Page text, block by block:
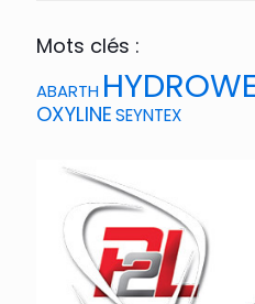
Mots clés :
ABARTH
OXYLINESEYNTEX